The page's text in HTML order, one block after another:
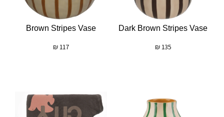
Dark Brown Stripes Vase
135
₪
Brown Stripes Vase
117
₪